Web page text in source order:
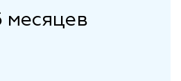
месяцев